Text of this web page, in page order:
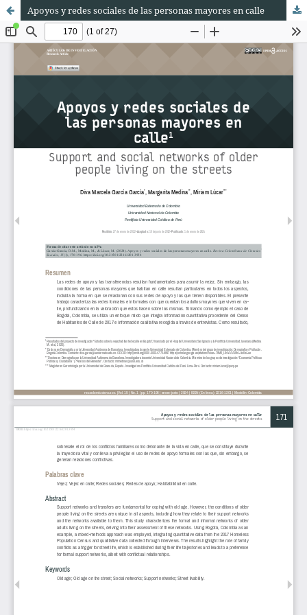
Apoyos y redes sociales de las personas mayores en calle